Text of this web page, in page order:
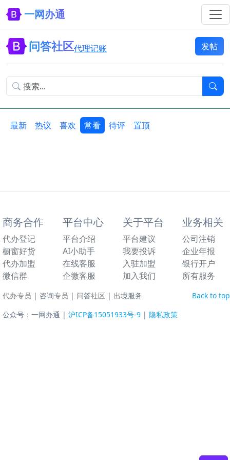
一网办通
问答社区代理记账 发帖
最新 热议 喜欢 常看 待评 置顶
商务合作
代办登记
橱窗好货
代办加盟
微信群
平台中心
平台介绍
AI小助手
在线客服
企微客服
关于平台
平台建议
我要投诉
入驻加盟
加入我们
业务相关
公司注销
企业年报
银行开户
所有服务
Back to top
代办专员 | 咨询专员 | 问答社区 | 出境服务
公众号：一网办通 | 沪ICP备15051933号-9 | 隐私政策